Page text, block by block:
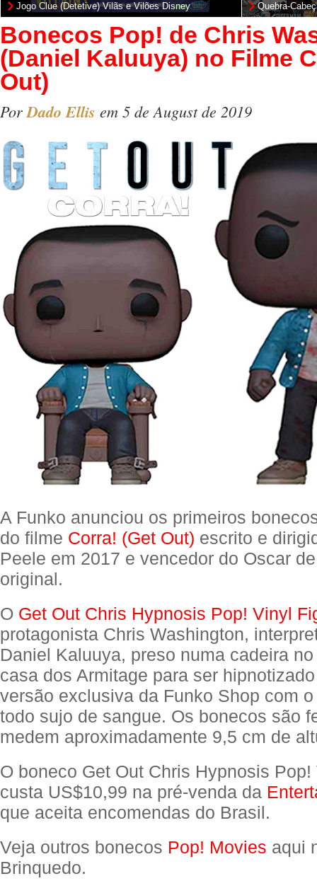
Jogo Clue (Detetive) Vilãs e Vilões Disney
Quebra-
Quadrinhos
Bonecos Pop! de Chris
(Daniel Kaluuya) no Filme
Out)
PorDado Ellis em 5 de August de 2019
A Funko anunciou os primeiros
do filme Corra! (Get Out) escrito e
Peele em 2017 e vencedor do Oscar
original.
O Get Out Chris Hypnosis Pop! Vinyl
protagonista Chris Washington,
Daniel Kaluuya, preso numa cadeira
casa dos Armitage para ser
versão exclusiva da Funko Shop com
todo sujo de sangue. Os bonecos são
medem aproximadamente 9,5 cm de
O boneco Get Out Chris Hypnosis
custa US$10,99 na pré-venda da
que aceita encomendas do Brasil.
Veja outros bonecos Pop! Movies aqui
Brinquedo.